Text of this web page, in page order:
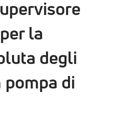
la
degli
di